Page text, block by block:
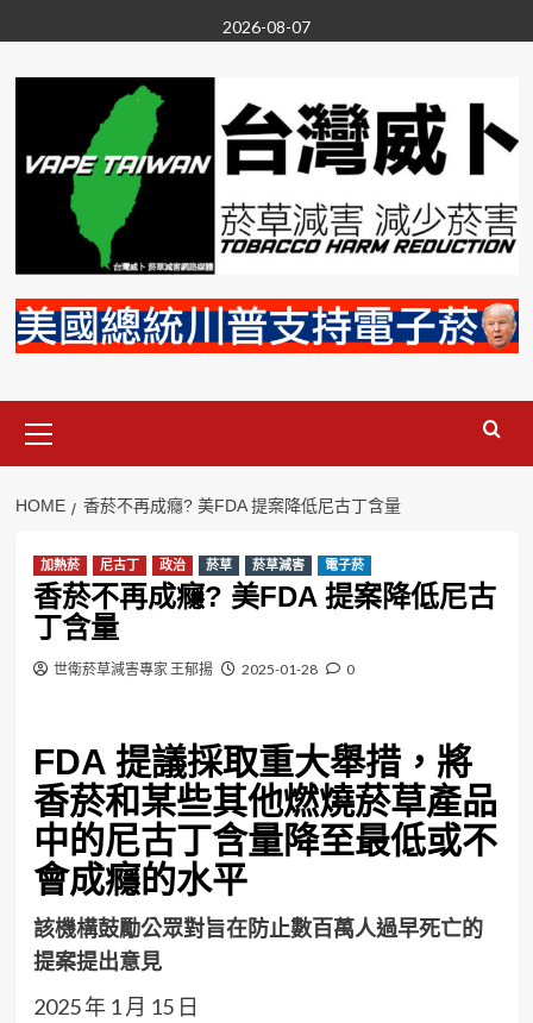
to
content
2026-08-07
Menu
HOME 香菸不再成癮? 美FDA 提案降低尼古丁含量
加熱菸 尼古丁 政治 菸草 菸草減害 電子菸
香菸不再成癮? 美FDA 提案降低尼古
丁含量
世衛菸草減害專家 王郁揚 2025-01-28 0
FDA 提議採取重大舉措，將
香菸和某些其他燃燒菸草產品
中的尼古丁含量降至最低或不
會成癮的水平
該機構鼓勵公眾對旨在防止數百萬人過早死亡的
提案提出意見
2025 年 1 月 15 日